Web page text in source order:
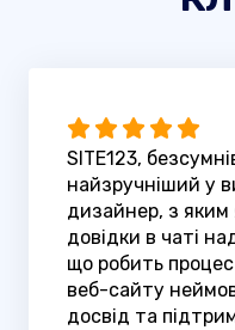
SITE123,
найзручніший у
дизайнер, з яким
довідки в чаті
що робить
веб-сайту
досвід та